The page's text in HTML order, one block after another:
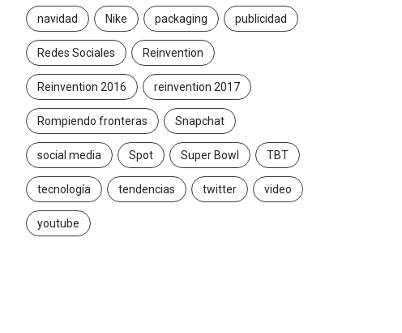
navidad Nike packaging publicidad
Redes Sociales Reinvention
Reinvention 2016 reinvention 2017
Rompiendo fronteras Snapchat
social media Spot Super Bowl TBT
tecnología tendencias twitter video
youtube